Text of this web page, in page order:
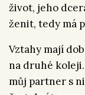
život, jeho
ženit, tedy má
Vztahy mají
na druhé
můj partner s